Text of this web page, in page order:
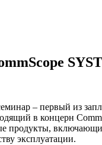
– первый из
в концерн
продукты,
эксплуатации.